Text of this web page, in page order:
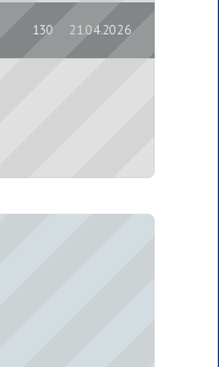
21.04.2026
130